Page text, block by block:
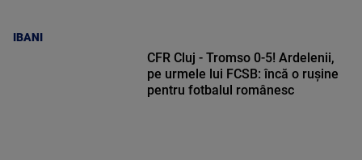
IBANI
CFR Cluj - Tromso 0-5! Ardelenii,
pe urmele lui FCSB: încă o rușine
pentru fotbalul românesc